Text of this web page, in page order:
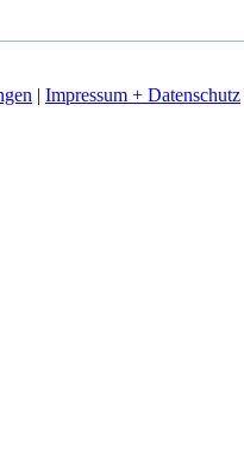
| Impressum + Datenschutz